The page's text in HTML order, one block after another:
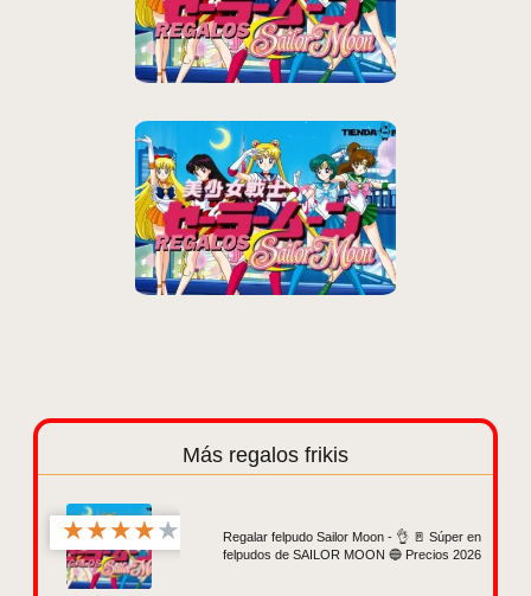
Más regalos frikis
★★★★★
Regalar felpudo Sailor Moon - 👌 🚪 Súper en
felpudos de SAILOR MOON 🔵 Precios 2026